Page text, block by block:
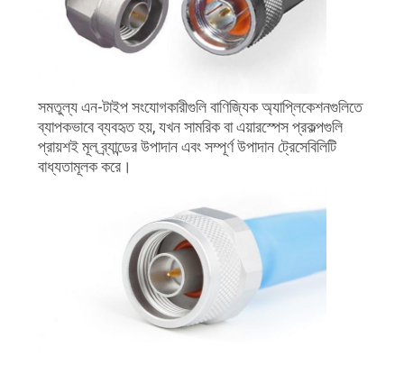
সমতুল্য এন-টাইপ সংযোগকারীগুলি বাণিজ্যিক অ্যাপ্লিকেশনগুলিতে
ব্যাপকভাবে ব্যবহৃত হয়, যখন সামরিক বা এয়ারস্পেস প্রকল্পগুলি
প্রায়শই মূল ব্র্যান্ডের উপাদান এবং সম্পূর্ণ উপাদান ট্রেসেবিলিটি
বাধ্যতামূলক করে।